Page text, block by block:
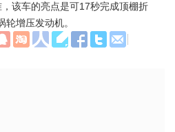
该车的亮点是可17秒完成顶棚折
增压发动机。